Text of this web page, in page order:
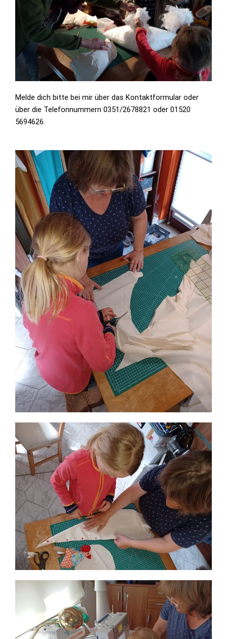
Melde dich bitte bei mir über das Kontaktformular oder
über die Telefonnummern 0351/2678821 oder 01520
5694626.